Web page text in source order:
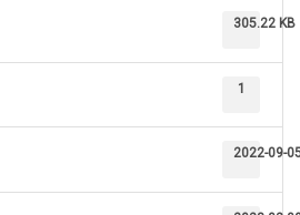
305.22 KB
1
2022-09-